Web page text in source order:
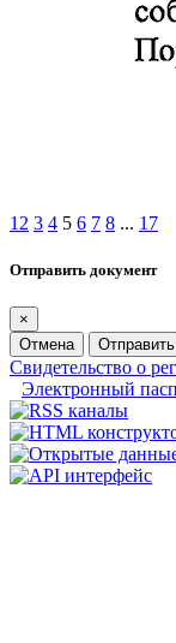
1 2 3 4 5 6 7 8 ... 17
Отправить документ
×
Отмена
Отправить
Свидетельство о
Электронный